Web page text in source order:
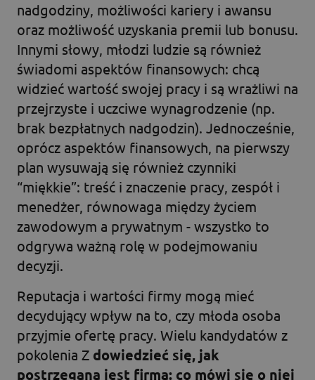
nadgodziny, możliwości kariery i awansu
oraz możliwość uzyskania premii lub bonusu.
Innymi słowy, młodzi ludzie są również
świadomi aspektów finansowych: chcą
widzieć wartość swojej pracy i są wrażliwi na
przejrzyste i uczciwe wynagrodzenie (np.
brak bezpłatnych nadgodzin). Jednocześnie,
oprócz aspektów finansowych, na pierwszy
plan wysuwają się również czynniki
“miękkie”: treść i znaczenie pracy, zespół i
menedżer, równowaga między życiem
zawodowym a prywatnym - wszystko to
odgrywa ważną rolę w podejmowaniu
decyzji.
Reputacja i wartości firmy mogą mieć
decydujący wpływ na to, czy młoda osoba
przyjmie ofertę pracy. Wielu kandydatów z
pokolenia Z dowiedzieć się, jak
postrzegana jest firma: co mówi się o niej